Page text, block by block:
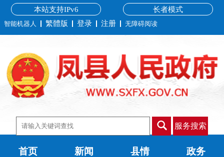
长者模式
本站支持IPv6
智能机器人 繁體版 登录 注册 无障碍阅读
服务搜索
首页 新闻 县情 政务